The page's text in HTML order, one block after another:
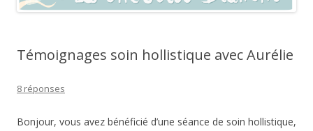
Témoignages soin hollistique avec Aurélie
8 réponses
Bonjour, vous avez bénéficié d’une séance de soin hollistique,